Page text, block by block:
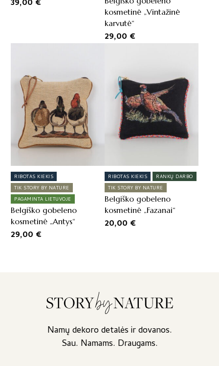
39,00 €
kosmetinė „Vintažinė
karvutė“
29,00 €
RIBOTAS KIEKIS
TIK STORY BY NATURE
PAGAMINTA LIETUVOJE
Belgiško gobeleno
kosmetinė „Antys“
29,00 €
RIBOTAS KIEKIS
RANKŲ DARBO
TIK STORY BY NATURE
Belgiško gobeleno
kosmetinė „Fazanai“
20,00 €
Namų dekoro detalės ir dovanos.
Sau. Namams. Draugams.